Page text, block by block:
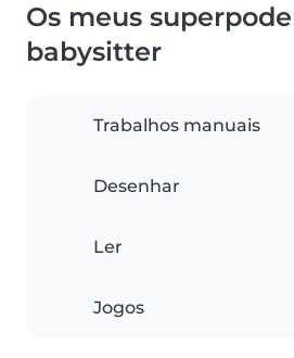
Os meus
babysitter
Trabalhos manuais
Desenhar
Ler
Jogos